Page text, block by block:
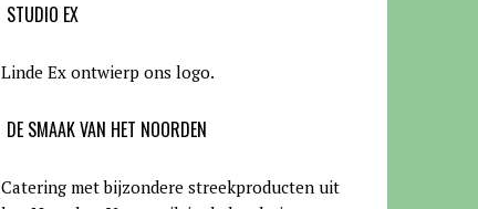
STUDIO EX
Linde Ex ontwierp ons logo.
DE SMAAK VAN HET NOORDEN
Catering met bijzondere streekproducten uit